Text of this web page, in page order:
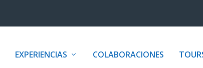
EXPERIENCIAS COLABORACIONES